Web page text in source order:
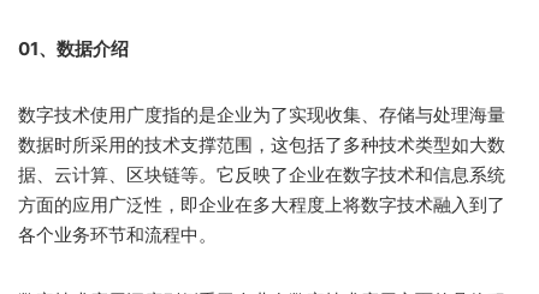
01、数据介绍
数字技术使用广度指的是企业为了实现收集、存储与处理海量
数据时所采用的技术支撑范围，这包括了多种技术类型如大数
据、云计算、区块链等。它反映了企业在数字技术和信息系统
方面的应用广泛性，即企业在多大程度上将数字技术融入到了
各个业务环节和流程中。